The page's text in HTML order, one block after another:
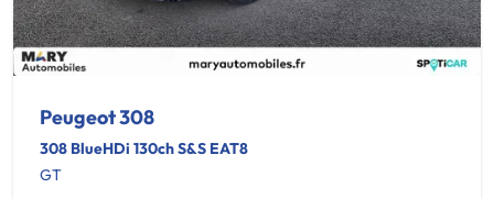
Peugeot 308
308 BlueHDi 130ch S&S EAT8
GT